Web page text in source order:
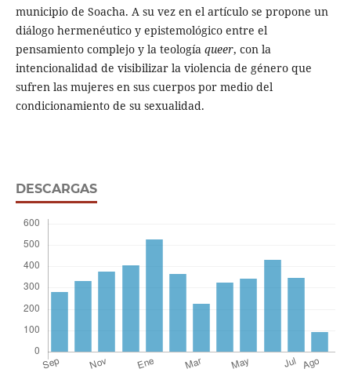
municipio de Soacha. A su vez en el artículo se propone un
diálogo hermenéutico y epistemológico entre el
pensamiento complejo y la teología queer, con la
intencionalidad de visibilizar la violencia de género que
sufren las mujeres en sus cuerpos por medio del
condicionamiento de su sexualidad.
DESCARGAS